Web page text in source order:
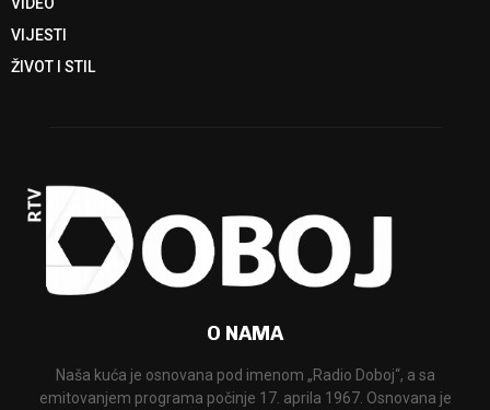
VIJESTI
ŽIVOT I STIL
O NAMA
Naša kuća je osnovana pod imenom „Radio Doboj“, a sa
emitovanjem programa počinje 17. aprila 1967. Osnovana je